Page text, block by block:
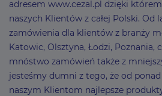
adresem www.cezal.pl dzięki
naszych Klientów z całej Polski. Od
zamówienia dla klientów z branży
Katowic, Olsztyna, Łodzi, Poznania,
mnóstwo zamówień także z
jesteśmy dumni z tego, że od
naszym Klientom najlepsze